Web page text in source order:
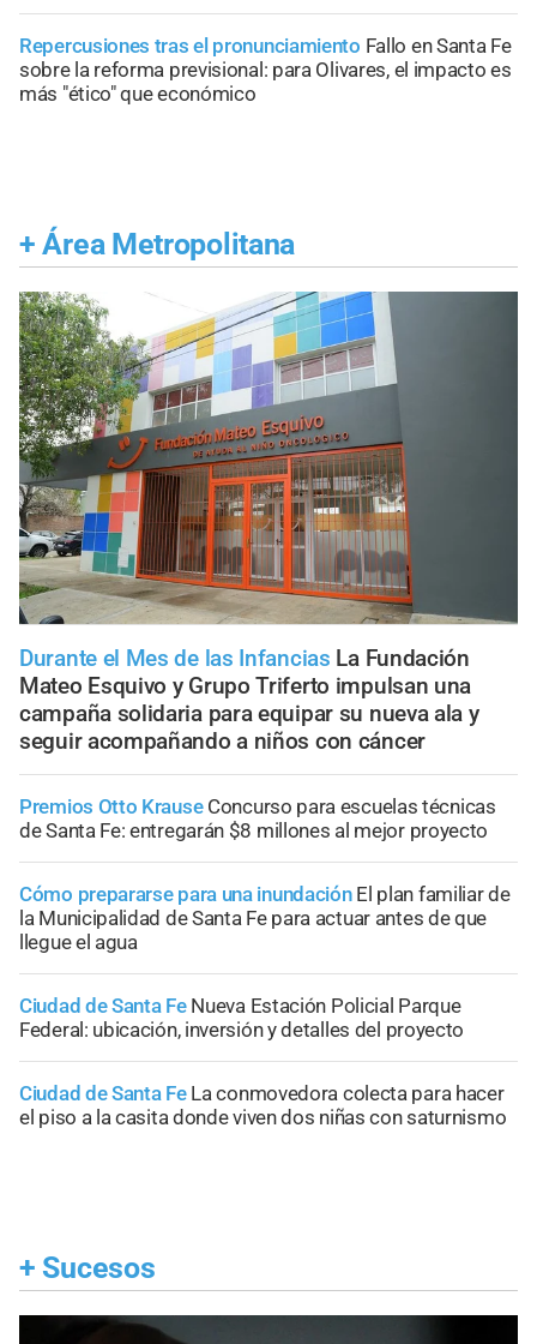
Repercusiones tras el pronunciamiento Fallo en Santa Fe
sobre la reforma previsional: para Olivares, el impacto es
más "ético" que económico
+ Área Metropolitana
Durante el Mes de las Infancias La Fundación
Mateo Esquivo y Grupo Triferto impulsan una
campaña solidaria para equipar su nueva ala y
seguir acompañando a niños con cáncer
Premios Otto Krause Concurso para escuelas técnicas
de Santa Fe: entregarán $8 millones al mejor proyecto
Cómo prepararse para una inundación El plan familiar de
la Municipalidad de Santa Fe para actuar antes de que
llegue el agua
Ciudad de Santa Fe Nueva Estación Policial Parque
Federal: ubicación, inversión y detalles del proyecto
Ciudad de Santa Fe La conmovedora colecta para hacer
el piso a la casita donde viven dos niñas con saturnismo
+ Sucesos